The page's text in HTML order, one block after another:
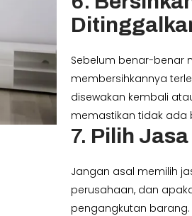
Sebelum benar-benar
membersihkannya
disewakan kembali
memastikan tidak ada
7. Pilih
Jangan asal memilih
perusahaan, dan
pengangkutan